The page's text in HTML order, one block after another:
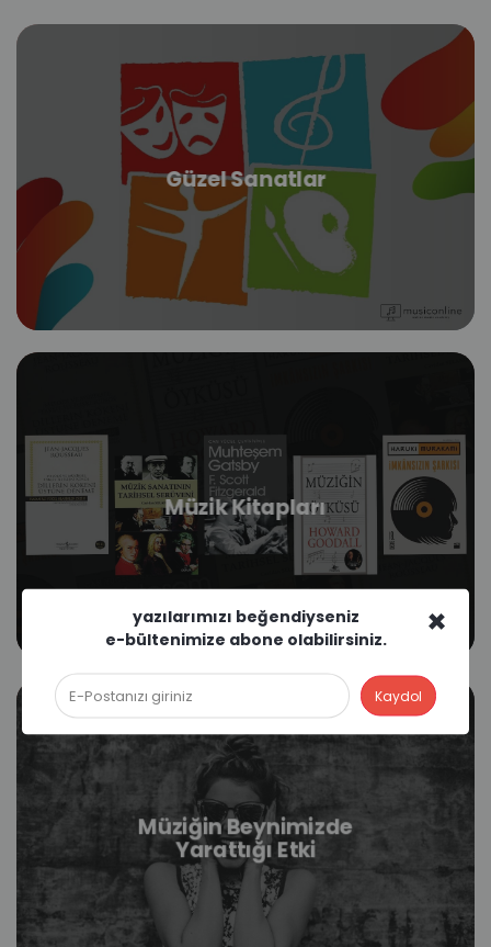
Güzel Sanatlar
Müzik Kitapları
Müziğin Beynimizde
Yarattığı Etki
×
yazılarımızı beğendiyseniz
e-bültenimize abone olabilirsiniz.